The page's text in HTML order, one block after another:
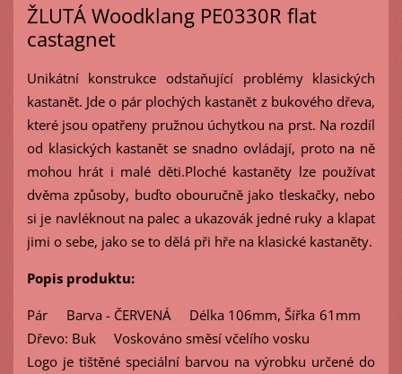
ŽLUTÁ Woodklang PE0330R flat
castagnet
Unikátní konstrukce odstaňující problémy klasických
kastanět. Jde o pár plochých kastanět z bukového dřeva,
které jsou opatřeny pružnou úchytkou na prst. Na rozdíl
od klasických kastanět se snadno ovládají, proto na ně
mohou hrát i malé děti.Ploché kastaněty lze používat
dvěma způsoby, buďto obouručně jako tleskačky, nebo
si je navléknout na palec a ukazovák jedné ruky a klapat
jimi o sebe, jako se to dělá při hře na klasické kastaněty.
Popis produktu:
Pár Barva - ČERVENÁ Délka 106mm, Šířka 61mm
Dřevo: Buk Voskováno směsí včelího vosku
Logo je tištěné speciální barvou na výrobku určené do